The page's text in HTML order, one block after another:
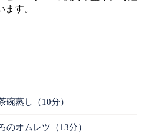
す。
碗蒸し（10分）
のオムレツ（13分）